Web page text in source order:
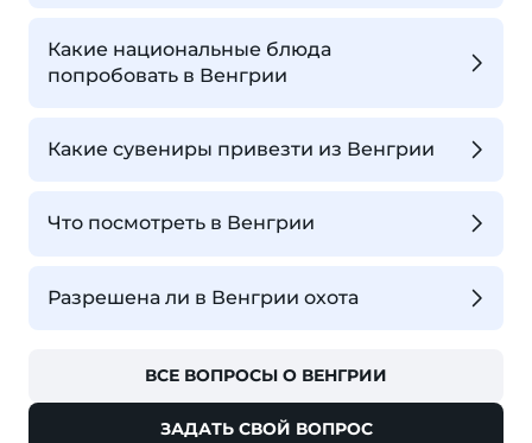
Какие национальные блюда
попробовать в Венгрии
Какие сувениры привезти из Венгрии
Что посмотреть в Венгрии
Разрешена ли в Венгрии охота
ВСЕ ВОПРОСЫ О ВЕНГРИИ
ЗАДАТЬ СВОЙ ВОПРОС